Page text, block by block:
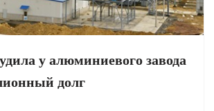
у алюминиевого завода
долг